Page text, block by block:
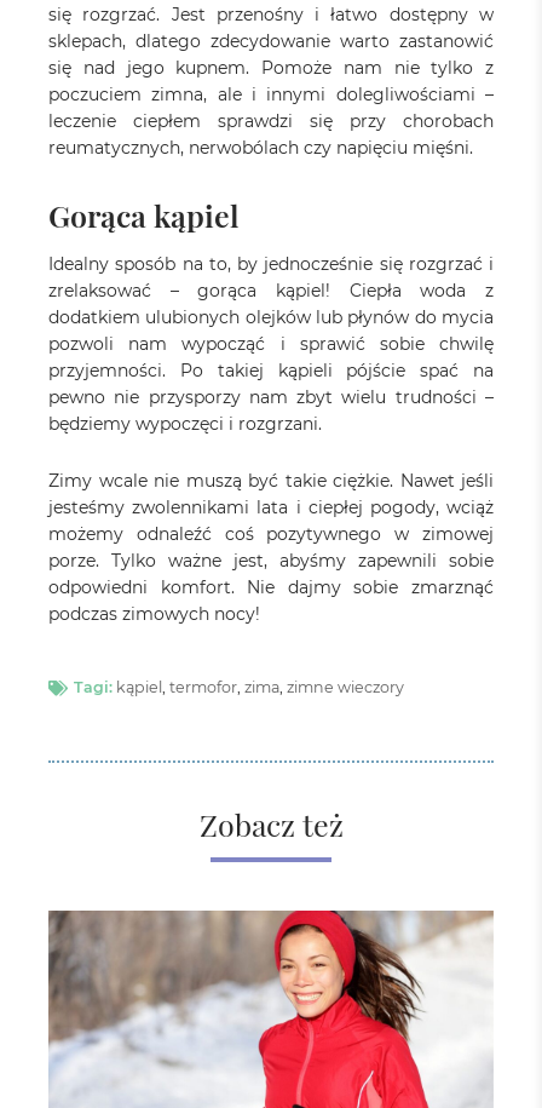
się rozgrzać. Jest przenośny i łatwo dostępny w
sklepach, dlatego zdecydowanie warto zastanowić
się nad jego kupnem. Pomoże nam nie tylko z
poczuciem zimna, ale i innymi dolegliwościami –
leczenie ciepłem sprawdzi się przy chorobach
reumatycznych, nerwobólach czy napięciu mięśni.
Gorąca kąpiel
Idealny sposób na to, by jednocześnie się rozgrzać i
zrelaksować – gorąca kąpiel! Ciepła woda z
dodatkiem ulubionych olejków lub płynów do mycia
pozwoli nam wypocząć i sprawić sobie chwilę
przyjemności. Po takiej kąpieli pójście spać na
pewno nie przysporzy nam zbyt wielu trudności –
będziemy wypoczęci i rozgrzani.
Zimy wcale nie muszą być takie ciężkie. Nawet jeśli
jesteśmy zwolennikami lata i ciepłej pogody, wciąż
możemy odnaleźć coś pozytywnego w zimowej
porze. Tylko ważne jest, abyśmy zapewnili sobie
odpowiedni komfort. Nie dajmy sobie zmarznąć
podczas zimowych nocy!
Tagi: kąpiel , termofor, zima, zimne wieczory
Zobacz też